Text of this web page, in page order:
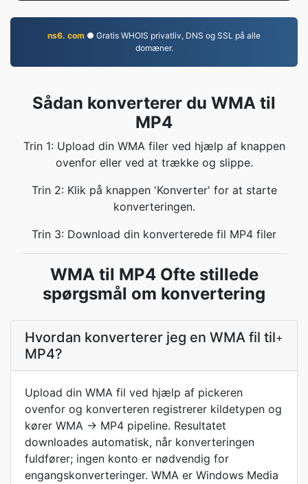
ns6. com ● Gratis WHOIS privatliv, DNS og SSL på alle
domæner.
Sådan konverterer du WMA til
MP4
Trin 1: Upload din WMA filer ved hjælp af knappen
ovenfor eller ved at trække og slippe.
Trin 2: Klik på knappen 'Konverter' for at starte
konverteringen.
Trin 3: Download din konverterede fil MP4 filer
WMA til MP4 Ofte stillede
spørgsmål om konvertering
Hvordan konverterer jeg en WMA fil til
MP4?
+
Upload din WMA fil ved hjælp af pickeren
ovenfor og konverteren registrerer kildetypen og
kører WMA → MP4 pipeline. Resultatet
downloades automatisk, når konverteringen
fuldfører; ingen konto er nødvendig for
engangskonverteringer. WMA er Windows Media